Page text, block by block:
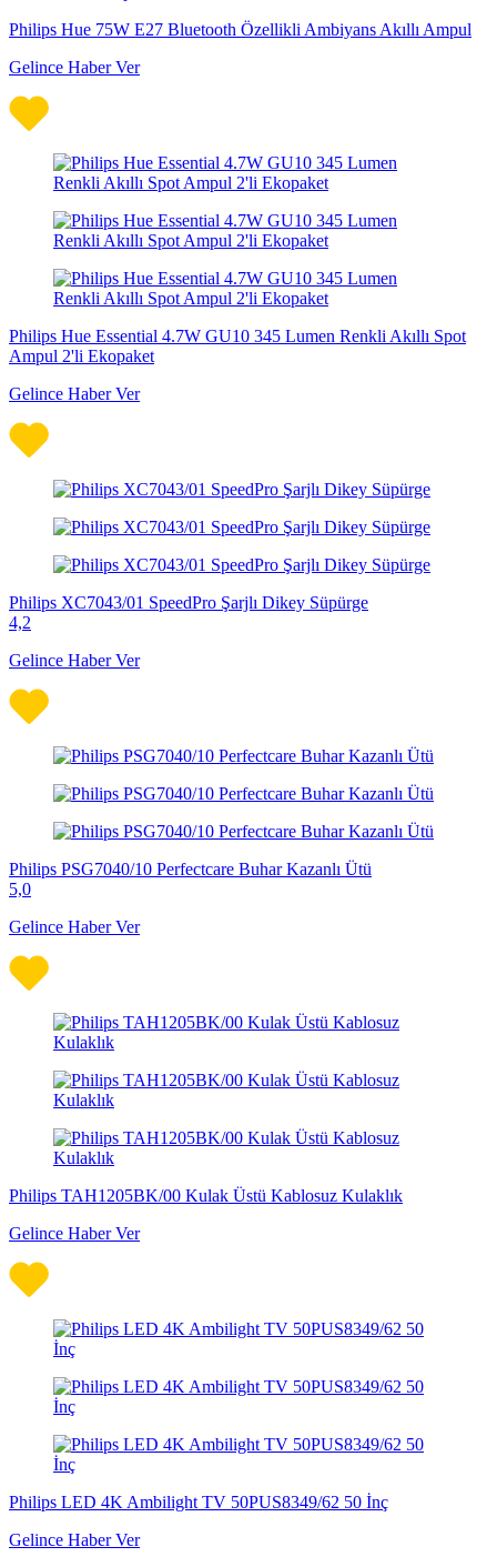
Philips Hue 75W E27 Bluetooth Özellikli Ambiyans Akıllı Ampul
Gelince Haber Ver
Philips Hue Essential 4.7W GU10 345 Lumen Renkli Akıllı Spot
Ampul 2'li Ekopaket
Gelince Haber Ver
Philips XC7043/01 SpeedPro Şarjlı Dikey Süpürge
4,2
Gelince Haber Ver
Philips PSG7040/10 Perfectcare Buhar Kazanlı Ütü
5,0
Gelince Haber Ver
Philips TAH1205BK/00 Kulak Üstü Kablosuz Kulaklık
Gelince Haber Ver
Philips LED 4K Ambilight TV 50PUS8349/62 50 İnç
Gelince Haber Ver